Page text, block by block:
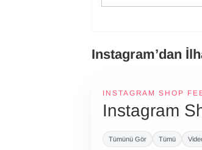
Instagram’dan
INSTAGRAM SHOP
Instagram
Tümünü Gör Tümü